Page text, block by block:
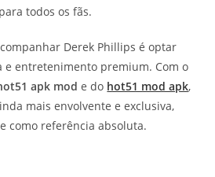
todos os fãs.
Derek Phillips é optar
e entretenimento premium. Com o
apk mod e do hot51 mod apk,
mais envolvente e exclusiva,
como referência absoluta.